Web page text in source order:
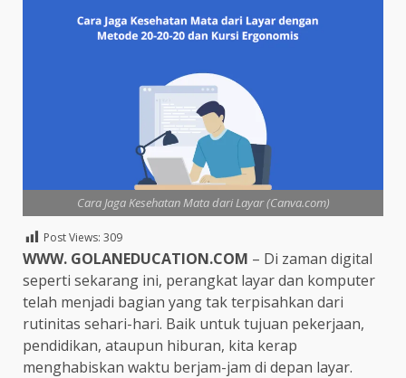
Cara Jaga Kesehatan Mata dari Layar (Canva.com)
Post Views: 309
WWW. GOLANEDUCATION.COM – Di zaman digital
seperti sekarang ini, perangkat layar dan komputer
telah menjadi bagian yang tak terpisahkan dari
rutinitas sehari-hari. Baik untuk tujuan pekerjaan,
pendidikan, ataupun hiburan, kita kerap
menghabiskan waktu berjam-jam di depan layar.